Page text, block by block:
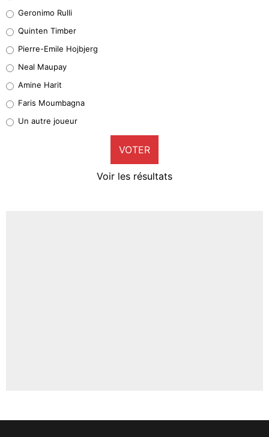
32%
5%
1%
9%
Geronimo Rulli
Quinten Timber
Pierre-Emile Hojbjerg
Neal Maupay
Amine Harit
Faris Moumbagna
Un autre joueur
VOTER
Voir les résultats